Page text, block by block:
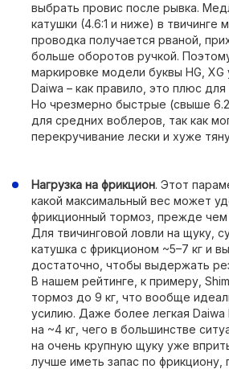
выбрать провис после рывка.
катушки (4.6:1 и ниже) в твичинге
проводка получается рваной,
больше оборотов ручкой.
маркировке модели буквы HG, XG
Daiwa – как правило, это плюс
Но чрезмерно быстрые (свыше
для средних воблеров, так как
перекручивание лески и хуже
Нагрузка на фрикцион. Этот
какой максимальный вес может
фрикционный тормоз, прежде чем
Для твичинговой ловли на щуку,
катушка с фрикционом ~5–7 кг и
достаточно, чтобы выдержать
В нашем рейтинге, к примеру,
тормоз до 9 кг, что вообще
усилию. Даже более легкая Daiwa
на ~4 кг, чего в большинстве
на очень крупную щуку уже
лучше иметь запас по фрикциону,